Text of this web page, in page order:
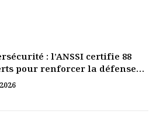
: l’ANSSI certifie 88
pour renforcer la défense
de la Côte d’Ivoire